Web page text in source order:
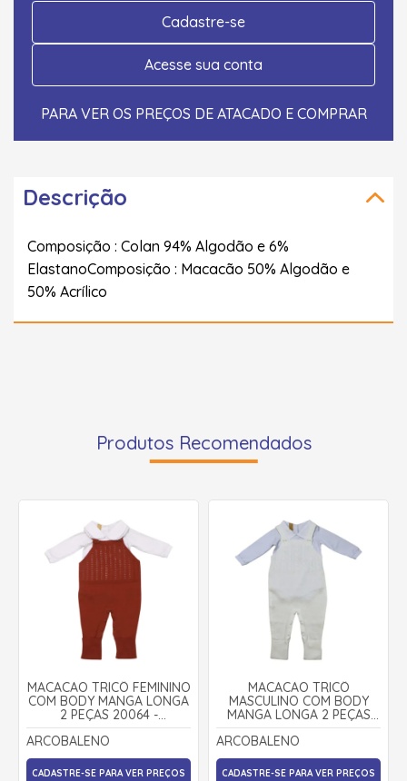
Cadastre-se
Acesse sua conta
PARA VER OS PREÇOS DE ATACADO E COMPRAR
Descrição
Composição : Colan 94% Algodão e 6%
ElastanoComposição : Macacão 50% Algodão e
50% Acrílico
Produtos Recomendados
MACACÃO TRICÔ FEMININO
COM BODY MANGA LONGA
2 PEÇAS 20064 -
ARCOBALENO
ARCOBALENO
CADASTRE-SE PARA VER PREÇOS
MACACÃO TRICÔ
MASCULINO COM BODY
MANGA LONGA 2 PEÇAS
10073 - ARCOBALENO
ARCOBALENO
CADASTRE-SE PARA VER PREÇOS